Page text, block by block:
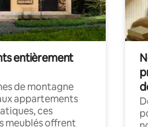
entièrement
de montagne
appartements
ces
meublés offrent